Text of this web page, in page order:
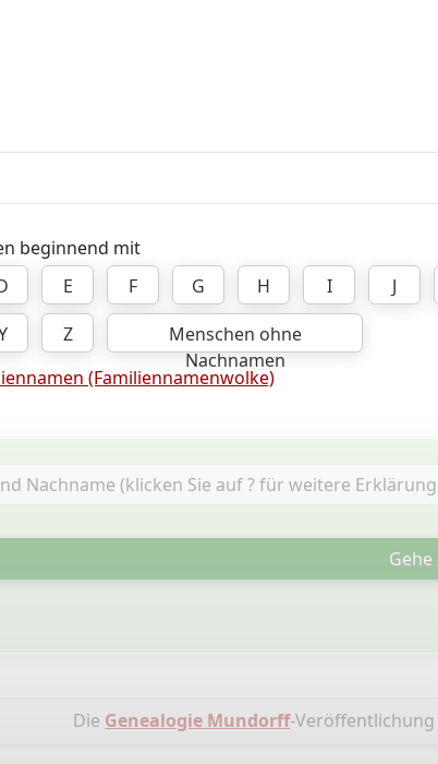
beginnend mit
E F G H I J
Z
Menschen ohne
Nachnamen
(Familiennamenwolke)
Die Genealogie Mundorff-